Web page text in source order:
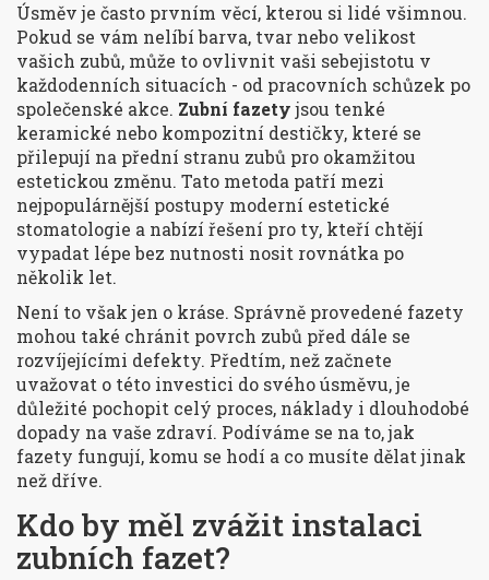
Úsměv je často prvním věcí, kterou si lidé všimnou.
Pokud se vám nelíbí barva, tvar nebo velikost
vašich zubů, může to ovlivnit vaši sebejistotu v
každodenních situacích - od pracovních schůzek po
společenské akce. Zubní fazetyjsou tenké
keramické nebo kompozitní destičky, které se
přilepují na přední stranu zubů pro okamžitou
estetickou změnu. Tato metoda patří mezi
nejpopulárnější postupy moderní estetické
stomatologie a nabízí řešení pro ty, kteří chtějí
vypadat lépe bez nutnosti nosit rovnátka po
několik let.
Není to však jen o kráse. Správně provedené fazety
mohou také chránit povrch zubů před dále se
rozvíjejícími defekty. Předtím, než začnete
uvažovat o této investici do svého úsměvu, je
důležité pochopit celý proces, náklady i dlouhodobé
dopady na vaše zdraví. Podíváme se na to, jak
fazety fungují, komu se hodí a co musíte dělat jinak
než dříve.
Kdo by měl zvážit instalaci
zubních fazet?